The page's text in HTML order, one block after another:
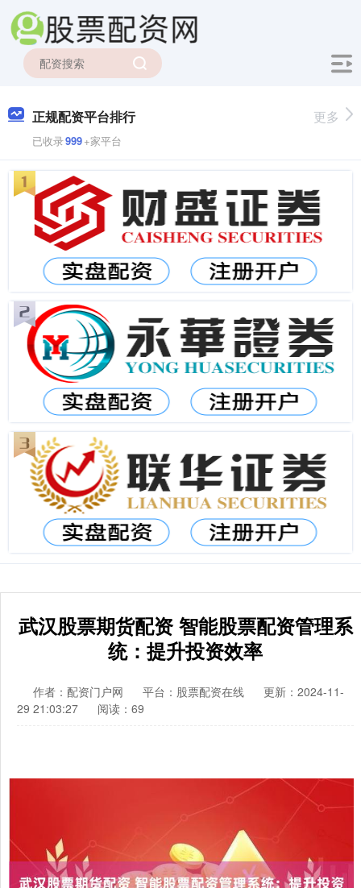
正规配资平台排行
已收录999+家平台
更多
武汉股票期货配资 智能股票配资管理系
统：提升投资效率
作者：配资门户网 平台：股票配资在线
更新：2024-11-
29 21:03:27
阅读：69